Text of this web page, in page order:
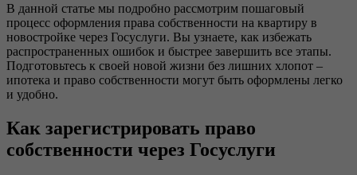
В данной статье мы подробно рассмотрим пошаговый
процесс оформления права собственности на квартиру в
новостройке через Госуслуги. Вы узнаете, как избежать
распространенных ошибок и быстрее завершить все этапы.
Подготовьтесь к своей новой жизни без лишних хлопот –
ипотека и право собственности могут быть оформлены легко
и удобно.
Как зарегистрировать право
собственности через Госуслуги